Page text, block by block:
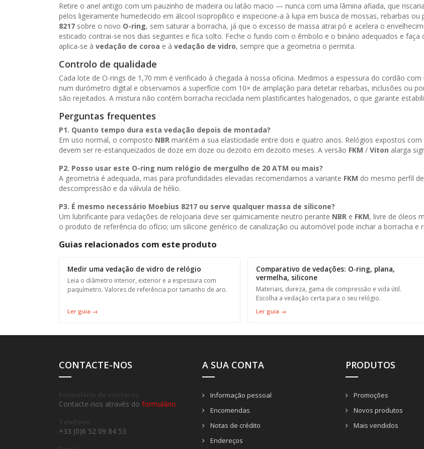
Retire o anel antigo com um pauzinho de madeira ou latão macio — nunca com uma lâmina afiada, que
pelos ligeiramente humedecido em álcool isopropílico e inspecione-a à lupa em busca de mossas, rebarbas ou
8217 sobre o novo O-ring, sem saturar a borracha, já que o excesso de massa atrai pó e acelera o
esticado contrai-se nos dias seguintes e fica solto. Feche o fundo com o êmbolo e o binário adequados e
aplica-se à vedação de coroa e à vedação de vidro, sempre que a geometria o permita.
Controlo de qualidade
Cada lote de O-rings de 1,70 mm é verificado à chegada à nossa oficina. Medimos a espessura do cordão
num durómetro digital e observamos a superfície com 10× de amplação para detetar rebarbas, inclusões ou
são rejeitados. A mistura não contém borracha reciclada nem plastificantes halogenados, o que garante
Perguntas frequentes
P1. Quanto tempo dura esta vedação depois de montada?
Em uso normal, o composto NBR mantém a sua elasticidade entre dois e quatro anos. Relógios expostos
devem ser re-estanqueizados de doze em doze ou dezoito em dezoito meses. A versão FKM / Viton alarga
P2. Posso usar este O-ring num relógio de mergulho de 20 ATM ou mais?
A geometria é adequada, mas para profundidades elevadas recomendamos a variante FKM do mesmo perfil
descompressão e da válvula de hélio.
P3. É mesmo necessário Moebius 8217 ou serve qualquer massa de silicone?
Um lubrificante para vedações de relojoaria deve ser quimicamente neutro perante NBR e FKM, livre de óleos
o produto de referência do ofício; um silicone genérico de canalização ou automóvel pode inchar a borracha e
Guias relacionados com este produto
Medir uma vedação de vidro de relógio
Leia o diâmetro interior, exterior e a espessura com
paquímetro. Valores de referência por tamanho de aro.
Ler guia →
Comparativo de vedações: O-ring, plana,
vermelha, silicone
Materiais, dureza, gama de compressão e vida útil.
Escolha a vedação certa para o seu relógio.
Ler guia →
CONTACTE-NOS
Contacte-nos através do formulário
+33 (0)6 52 09 84 53
A SUA CONTA
Informação pessoal
Encomendas
Notas de crédito
Endereços
PRODUTOS
Promoções
Novos produtos
Mais vendidos